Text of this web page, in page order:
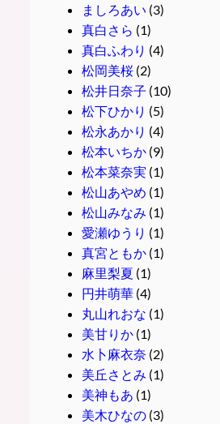
ましろあい (3)
真白さら (1)
真白ふわり (4)
松岡美桜(2)
松井日奈子 (10)
松下ひかり (5)
松永あかり (4)
松本いちか(9)
松本菜奈実 (1)
松山あやめ (1)
松山みなみ (1)
愛瀬ゆうり (1)
真宮ともか(1)
麻里梨夏 (1)
円井萌華(4)
丸山れおな (1)
美甘りか(1)
水卜麻衣奈 (2)
美丘さとみ (1)
美神もあ (1)
美木ひなの(3)